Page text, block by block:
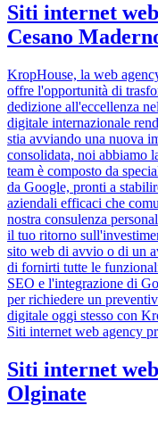
Siti internet
Cesano
KropHouse, la web
offre l'opportunità di
dedizione all'eccellenza
digitale internazionale
stia avviando una nuova
consolidata, noi abbiamo
team è composto da
da Google, pronti a
aziendali efficaci che
nostra consulenza
il tuo ritorno
sito web di avvio o di un
di fornirti tutte le
SEO e l'integrazione di
per richiedere un
digitale oggi stesso con
Siti internet web agency
Siti internet
Olginate